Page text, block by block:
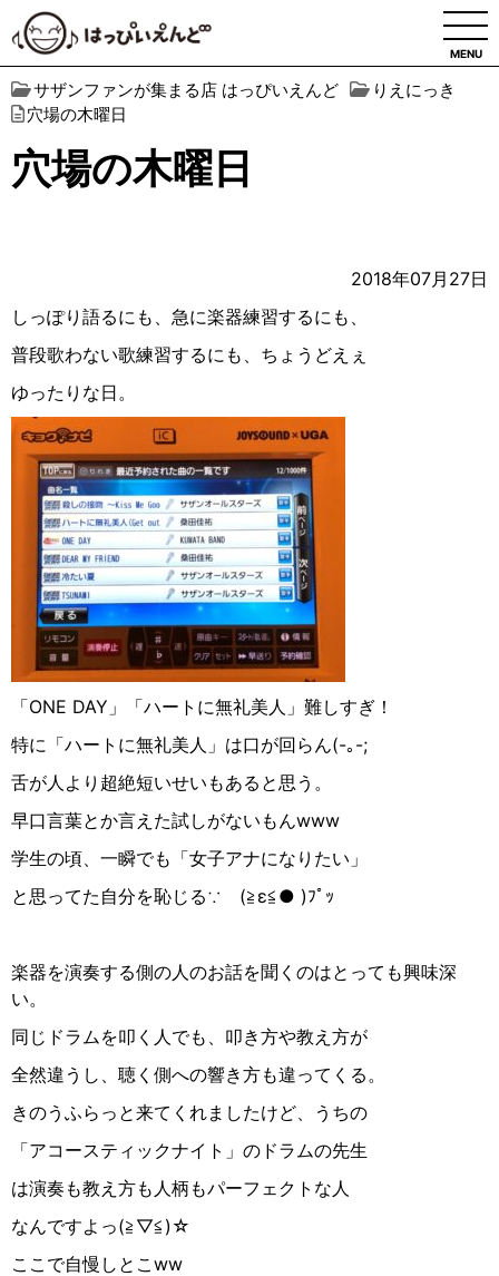
MENU
サザンファンが集まる店 はっぴいえんど
りえにっき
穴場の木曜日
穴場の木曜日
2018年07月27日
しっぽり語るにも、急に楽器練習するにも、
普段歌わない歌練習するにも、ちょうどえぇ
ゆったりな日。
「ONE DAY」「ハートに無礼美人」難しすぎ！
特に「ハートに無礼美人」は口が回らん(-｡-;
舌が人より超絶短いせいもあると思う。
早口言葉とか言えた試しがないもんwww
学生の頃、一瞬でも「女子アナになりたい」
と思ってた自分を恥じる∵︎ゞ(≧︎ε≦︎●︎ )ﾌﾟｯ
楽器を演奏する側の人のお話を聞くのはとっても興味深
い。
同じドラムを叩く人でも、叩き方や教え方が
全然違うし、聴く側への響き方も違ってくる。
きのうふらっと来てくれましたけど、うちの
「アコースティックナイト」のドラムの先生
は演奏も教え方も人柄もパーフェクトな人
なんですよっ(≧︎▽︎≦︎)☆︎
ここで自慢しとこww